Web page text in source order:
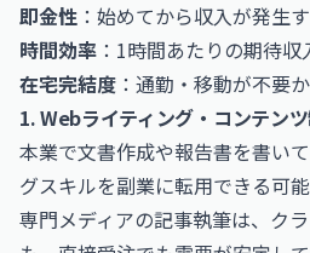
即金性 ：始めてから収入が発生
時間効率 ：1時間あたりの期待収
在宅完結度 ：通勤・移動が不要
1. Webライティング・コンテン
本業で文書作成や報告書を書い
グスキルを副業に転用できる可
専門メディアの記事執筆は、ク